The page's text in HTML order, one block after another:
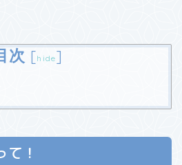
次 [hide]
！